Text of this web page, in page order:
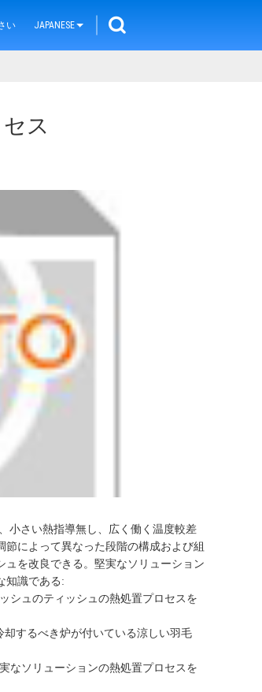
い JAPANESE
ス
小さい熱指導無し、広く働く温度較差
によって異なった段階の構成および組
を改良できる。堅実なソリューション
知識である:
シュのティッシュの熱処置プロセスを
するべき炉が付いている涼しい羽毛
なソリューションの熱処置プロセスを